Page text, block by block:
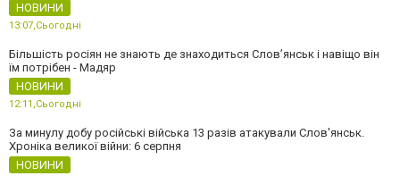
НОВИНИ
13:07,Сьогодні
Більшість росіян не знають де знаходиться Слов’янськ і навіщо він
їм потрібен - Мадяр
НОВИНИ
12:11,Сьогодні
За минулу добу російські війська 13 разів атакували Слов'янськ.
Хроніка великої війни: 6 серпня
НОВИНИ